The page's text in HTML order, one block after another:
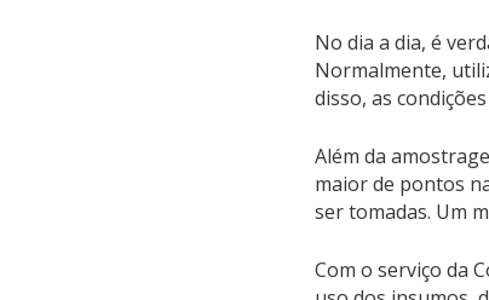
No dia a dia, é
Normalmente,
disso, as
Além da
maior de pontos
ser tomadas. Um
Com o serviço da